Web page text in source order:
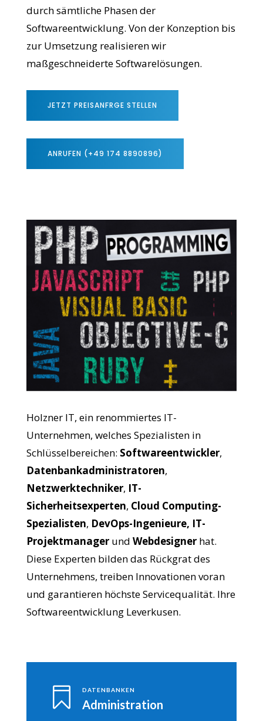
durch sämtliche Phasen der
Softwareentwicklung. Von der Konzeption bis
zur Umsetzung realisieren wir
maßgeschneiderte Softwarelösungen.
JETZT PREISANFRGE STELLEN
ANRUFEN (+49 174 8890896)
Holzner IT, ein renommiertes IT-
Unternehmen, welches Spezialisten in
Schlüsselbereichen: Softwareentwickler,
Datenbankadministratoren,
Netzwerktechniker, IT-
Sicherheitsexperten, Cloud Computing-
Spezialisten, DevOps-Ingenieure, IT-
Projektmanager und Webdesigner hat.
Diese Experten bilden das Rückgrat des
Unternehmens, treiben Innovationen voran
und garantieren höchste Servicequalität. Ihre
Softwareentwicklung Leverkusen.
 DATENBANKEN
Administration